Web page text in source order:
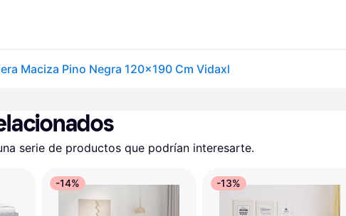
Maciza Pino Negra 120x190 Cm Vidaxl
serie de productos que podrían interesarte.
-14% -13%